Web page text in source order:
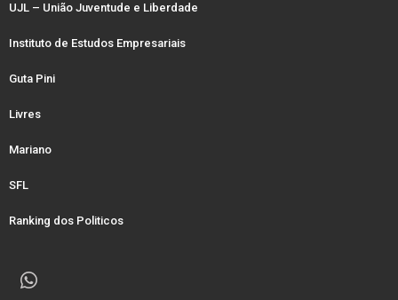
UJL – União Juventude e Liberdade
Instituto de Estudos Empresariais
Guta Pini
Livres
Mariano
SFL
Ranking dos Politicos